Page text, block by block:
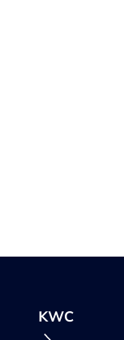
KWC